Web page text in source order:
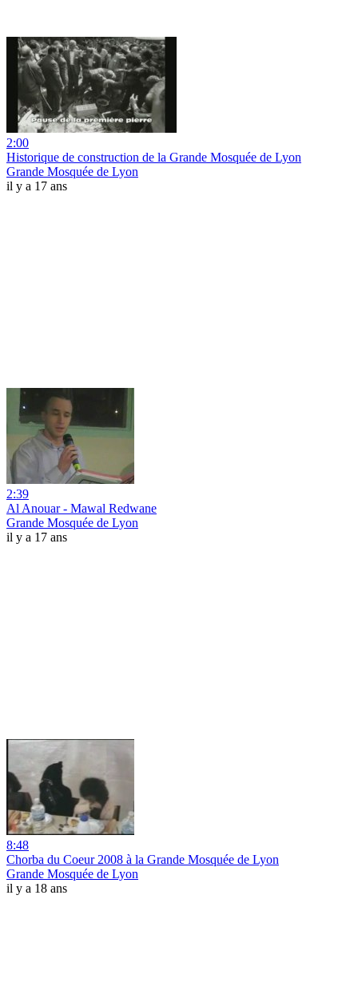
2:00
Historique de construction de la Grande Mosquée de Lyon
Grande Mosquée de Lyon
il y a 17 ans
2:39
Al Anouar - Mawal Redwane
Grande Mosquée de Lyon
il y a 17 ans
8:48
Chorba du Coeur 2008 à la Grande Mosquée de Lyon
Grande Mosquée de Lyon
il y a 18 ans